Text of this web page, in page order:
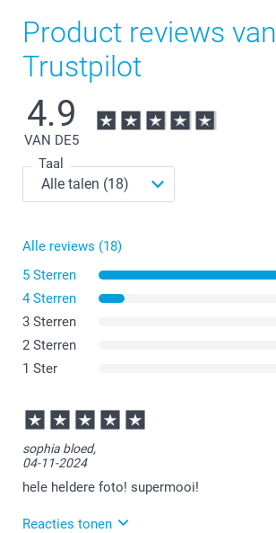
Product reviews van
Trustpilot
4.9
VAN DE5
Taal
Alle reviews (18)
5 Sterren
4 Sterren
3 Sterren
2 Sterren
1 Ster
sophia bloed,
04-11-2024
hele heldere foto! supermooi!
Reacties tonen